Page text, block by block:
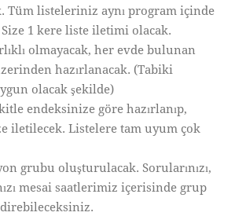
Tüm listeleriniz aynı program içinde
Size 1 kere liste iletimi olacak.
olmayacak, her evde bulunan
hazırlanacak. (Tabiki
olacak şekilde)
endeksinize göre hazırlanıp,
iletilecek. Listelere tam uyum çok
grubu oluşturulacak. Sorularınızı,
mesai saatlerimiz içerisinde grup